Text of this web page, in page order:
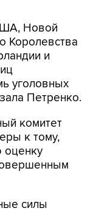
Новой
Королевства
и
уголовных
Петренко.
комитет
к тому,
оценку
силы